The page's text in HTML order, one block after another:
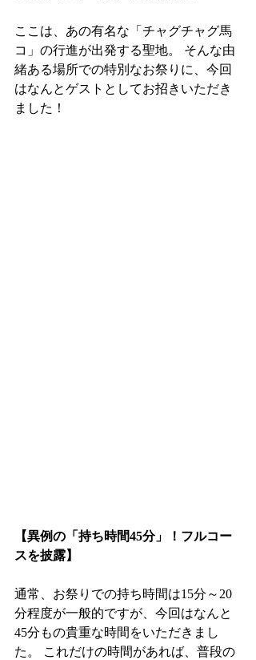
ここは、あの有名な「チャグチャグ馬
コ」の行進が出発する聖地。 そんな由
緒ある場所での特別なお祭りに、今回
はなんとゲストとしてお招きいただき
ました！
【異例の「持ち時間45分」！フルコー
スを披露】
通常、お祭りでの持ち時間は15分～20
分程度が一般的ですが、今回はなんと
45分もの貴重な時間をいただきまし
た。 これだけの時間があれば、普段の